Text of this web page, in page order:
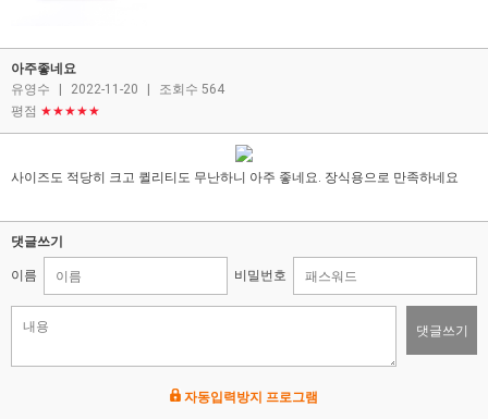
아주좋네요
유영수
2022-11-20
조회수 564
평점 ★★★★★
사이즈도 적당히 크고 퀼리티도 무난하니 아주 좋네요. 장식용으로 만족하네요
댓글쓰기
이름 비밀번호
댓글쓰기
자동입력방지 프로그램